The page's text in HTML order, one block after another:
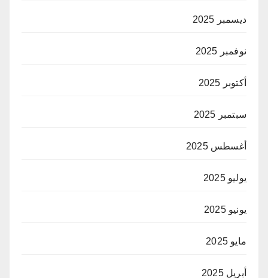
ديسمبر 2025
نوفمبر 2025
أكتوبر 2025
سبتمبر 2025
أغسطس 2025
يوليو 2025
يونيو 2025
مايو 2025
أبريل 2025